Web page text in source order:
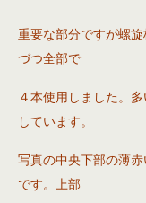
重要な部分ですが螺
づつ全部で
４本使用しました。
しています。
写真の中央下部の薄
です。上部